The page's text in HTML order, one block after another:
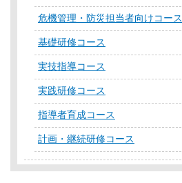
危機管理・防災担当者向けコース
基礎研修コース
実技指導コース
実践研修コース
指導者育成コース
計画・継続研修コース